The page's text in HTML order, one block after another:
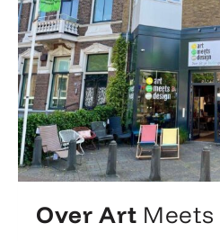
Over Art Meets